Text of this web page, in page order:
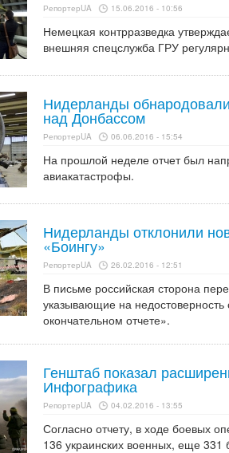
РепортерUA 15.06.2016 - 10:56
Немецкая контрразведка
внешняя спецслужба ГРУ
Нидерланды
над Донбассом
РепортерUA 06.06.2016 - 15:54
На прошлой неделе отчет был
авиакатастрофы.
Нидерланды отклонили
«Боингу»
РепортерUA 26.02.2016 - 12:51
В письме российская сторона
указывающие на
окончательном отчете».
Генштаб показал
Инфографика
РепортерUA 04.02.2016 - 13:55
Согласно отчету, в ходе боевых
136 украинских военных, еще 331